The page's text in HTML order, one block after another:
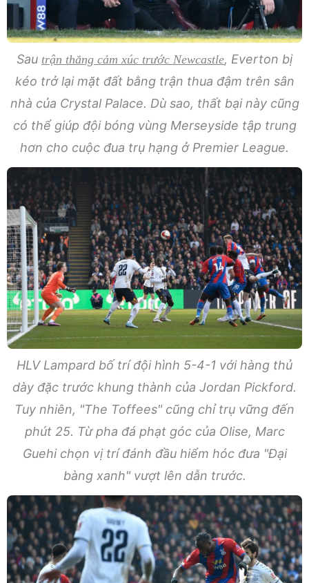
Sau trận thắng cảm xúc trước Newcastle, Everton bị
kéo trở lại mặt đất bằng trận thua đậm trên sân
nhà của Crystal Palace. Dù sao, thất bại này cũng
có thể giúp đội bóng vùng Merseyside tập trung
hơn cho cuộc đua trụ hạng ở Premier League.
HLV Lampard bố trí đội hình 5-4-1 với hàng thủ
dày đặc trước khung thành của Jordan Pickford.
Tuy nhiên, "The Toffees" cũng chỉ trụ vững đến
phút 25. Từ pha đá phạt góc của Olise, Marc
Guehi chọn vị trí đánh đầu hiểm hóc đưa "Đại
bàng xanh" vượt lên dẫn trước.